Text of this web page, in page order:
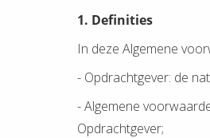
1. Definities
In deze Algemene
- Opdrachtgever: de
- Algemene
Opdrachtgever;